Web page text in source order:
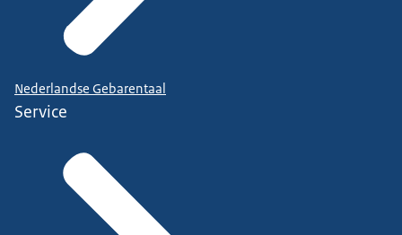
Nederlandse Gebarentaal
Service